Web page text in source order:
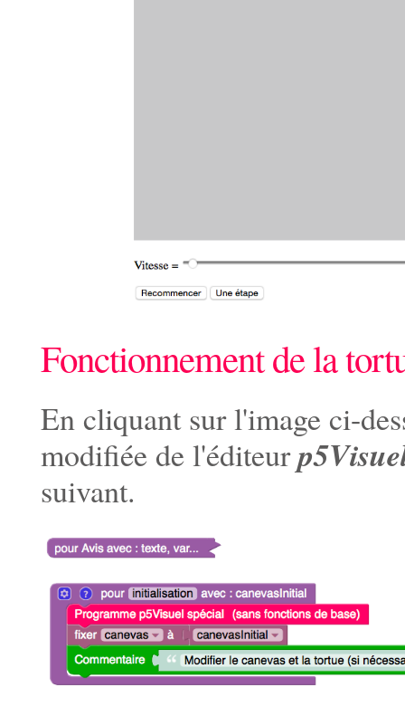
Fonctionnement de la
En cliquant sur l'image ci-
modifiée de l'éditeur
suivant.